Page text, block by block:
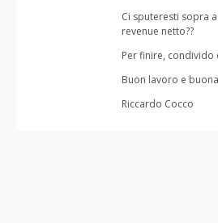
Ci sputeresti sopra
revenue netto??
Per finire, condivido
Buon lavoro e
Riccardo Cocco